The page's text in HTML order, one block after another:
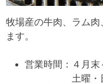
牧場産の牛肉、ラム肉
ます。
営業時間：４月末
土曜・日曜・